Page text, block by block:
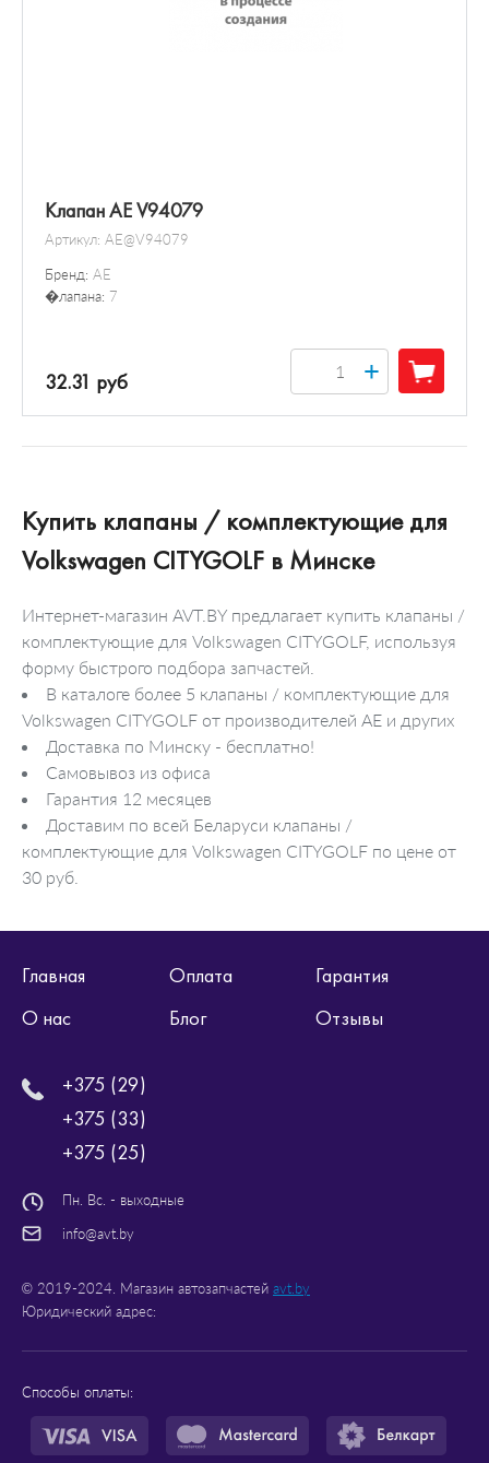
Клапан AE V94079
Артикул: AE@V94079
Бренд: AE
�лапана: 7
32.31 руб +
Купить клапаны / комплектующие для
Volkswagen CITYGOLF в Минске
Интернет-магазин AVT.BY предлагает купить клапаны /
комплектующие для Volkswagen CITYGOLF, используя
форму быстрого подбора запчастей.
В каталоге более 5 клапаны / комплектующие для
Volkswagen CITYGOLF от производителей AE и других
Доставка по Минску - бесплатно!
Самовывоз из офиса
Гарантия 12 месяцев
Доставим по всей Беларуси клапаны /
комплектующие для Volkswagen CITYGOLF по цене от
30 руб.
Главная Оплата
Гарантия
О нас
Блог Отзывы
+375 (29)
+375 (33)
+375 (25)
Пн. Вс. - выходные
info@avt.by
© 2019-2024. Магазин автозапчастей avt.by
Юридический адрес:
Способы оплаты: